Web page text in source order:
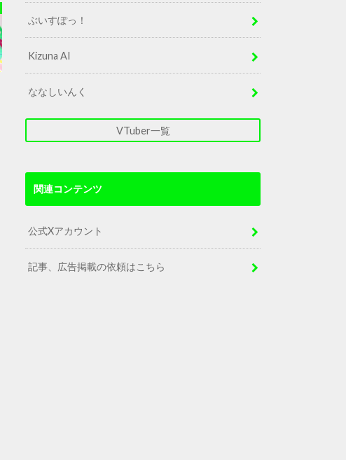
ぶいすぽっ！
Kizuna AI
ななしいんく
VTuber一覧
関連コンテンツ
公式Xアカウント
記事、広告掲載の依頼はこちら